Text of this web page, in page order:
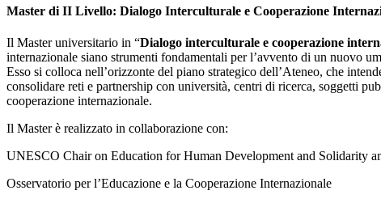
Master di II Livello: Dialogo Interculturale e Cooperazione
Il Master universitario in “Dialogo interculturale e cooperazione
internazionale siano strumenti fondamentali per l’avvento di un nuovo
Esso si colloca nell’orizzonte del piano strategico dell’Ateneo, che
consolidare reti e partnership con università, centri di ricerca, soggetti
cooperazione internazionale.
Il Master è realizzato in collaborazione con:
UNESCO Chair on Education for Human Development and Solidarity
Osservatorio per l’Educazione e la Cooperazione Internazionale